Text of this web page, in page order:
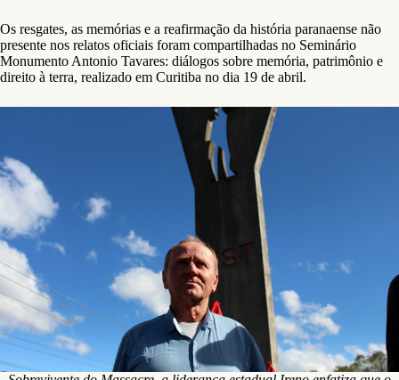
Os resgates, as memórias e a reafirmação da história paranaense não
presente nos relatos oficiais foram compartilhadas no Seminário
Monumento Antonio Tavares: diálogos sobre memória, patrimônio e
direito à terra, realizado em Curitiba no dia 19 de abril.